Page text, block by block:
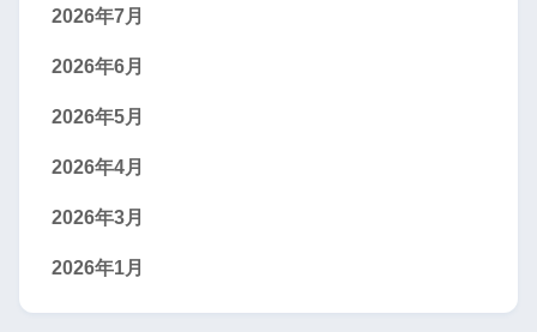
2026年7月
2026年6月
2026年5月
2026年4月
2026年3月
2026年1月